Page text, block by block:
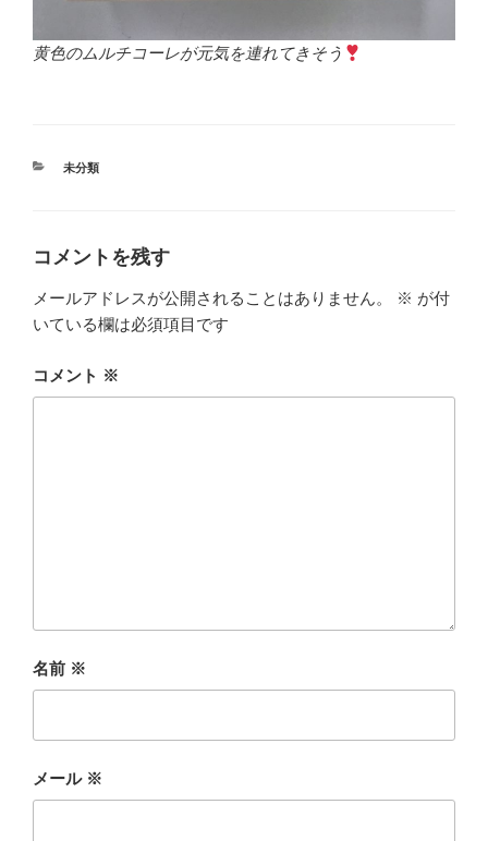
黄色のムルチコーレが元気を連れてきそう
カ
未分類
コメントを残す
メールアドレスが公開されることはありません。 ※ が付
いている欄は必須項目です
コメント ※
名前 ※
メール ※